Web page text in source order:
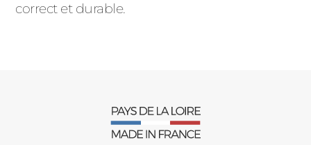
correct et durable.